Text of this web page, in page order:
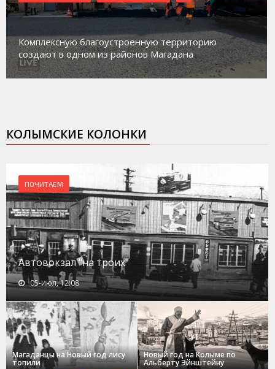
Магадан присоединился к пилотному
работе с несовершеннолетними из
социального риска «Переправа»
КОЛЫМСКИЕ КОЛОНКИ
ПОЧИТАЕМ
Автовокзал "на троих"
05-июл, 12:08
Магаданцы на Новый год лису
топили
Новый год на Колыме по
Альберту Эйнштейну